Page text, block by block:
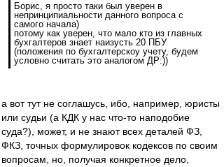
Борис, я просто таки был уверен в
непринципиальности данного вопроса с
самого начала)
потому как уверен, что мало кто из главных
бухгалтеров знает наизусть 20 ПБУ
(положения по бухгалтерскоу учету, будем
условно считать это аналогом ДР:))
а вот тут не соглашусь, ибо, например, юристы
или судьи (а КДК у нас что-то наподобие
суда?), может, и не знают всех деталей ФЗ,
ФКЗ, точных формулировок кодексов по своим
вопросам, но, получая конкретное дело,